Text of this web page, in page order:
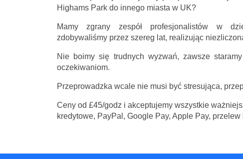
Highams Park do innego miasta w UK?
Mamy zgrany zespół profesjonalistów w
zdobywaliśmy przez szereg lat, realizując
Nie boimy się trudnych wyzwań, zawsze
oczekiwaniom.
Przeprowadzka wcale nie musi być stresująca,
Ceny od £45/godz i akceptujemy wszystkie
kredytowe, PayPal, Google Pay, Apple Pay,